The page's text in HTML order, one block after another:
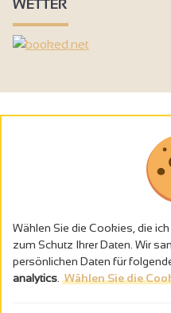
WETTER
Alkoholmissbrauch ist
Wählen Sie die Cookies, die
zum Schutz Ihrer Daten. Wir
persönlichen Daten für
analytics Wählen Sie die